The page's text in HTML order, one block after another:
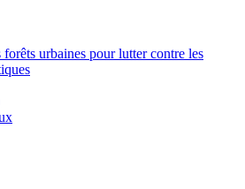
urbaines pour lutter contre les